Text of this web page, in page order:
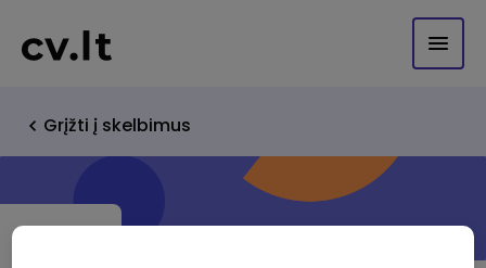
Grįžti į skelbimus